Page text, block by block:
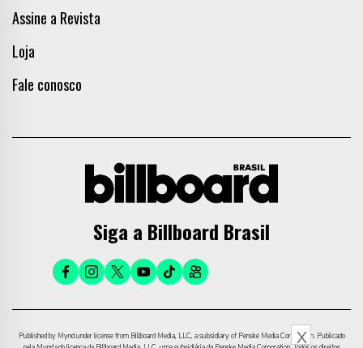
Assine a Revista
Loja
Fale conosco
Siga a Billboard Brasil
Published by Mynd under license from Billboard Media, LLC, a subsidiary of Penske Media Corporation. Publicado
X